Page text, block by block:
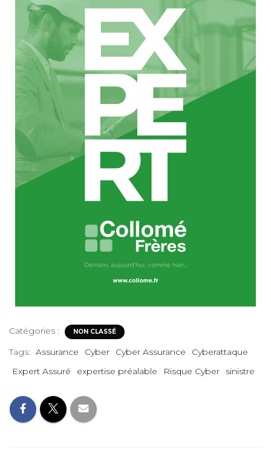
Catégories : NON CLASSÉ
Tags: Assurance Cyber Cyber Assurance
Cyberattaque
Expert Assuré
expertise préalable Risque Cyber sinistre